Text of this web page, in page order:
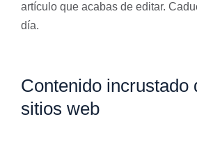
artículo que acabas de editar.
día.
Contenido incrustado
sitios web